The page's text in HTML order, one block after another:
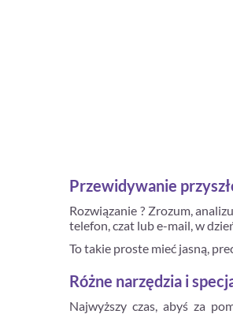
Przewidywanie
Rozwiązanie ? Zrozum,
telefon, czat lub e-mail, w
To takie proste mieć jasną,
Różne narzędzia i
Najwyższy czas, abyś za